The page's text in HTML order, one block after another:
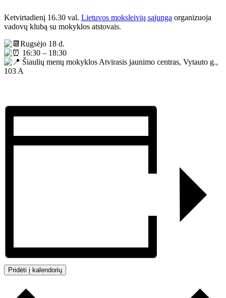
Ketvirtadienį 16.30 val. Lietuvos moksleivių sąjunga organizuoja
vadovų klubą su mokyklos atstovais.
Rugsėjo 18 d.
16:30 – 18:30
Šiaulių menų mokyklos Atvirasis jaunimo centras, Vytauto g.,
103 A
Pridėti į kalendorių